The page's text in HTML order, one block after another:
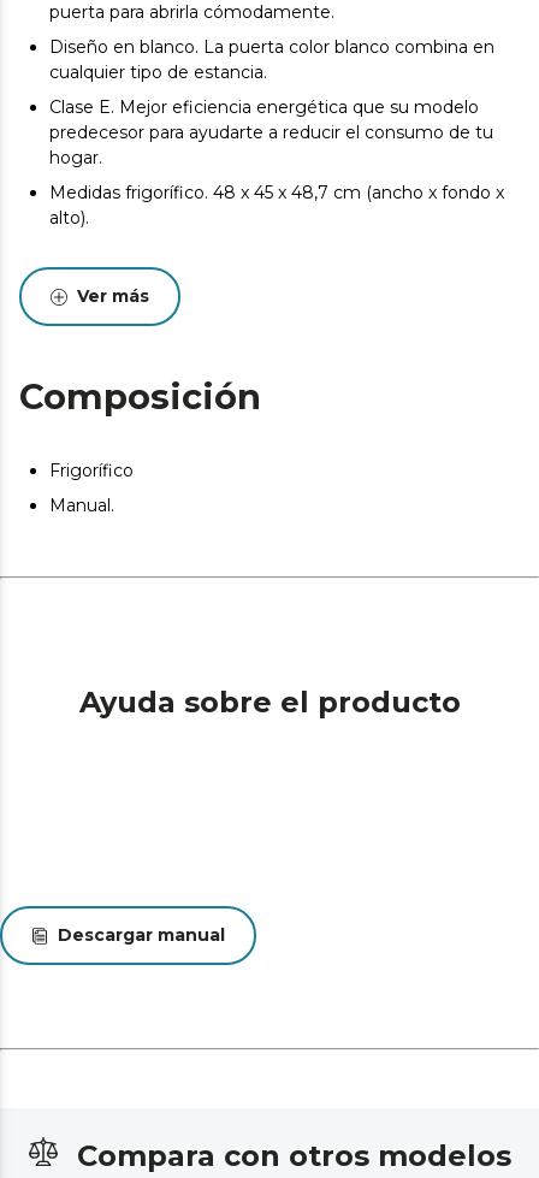
puerta para abrirla cómodamente.
Diseño en blanco. La puerta color blanco combina en
cualquier tipo de estancia.
Clase E. Mejor eficiencia energética que su modelo
predecesor para ayudarte a reducir el consumo de tu
hogar.
Medidas frigorífico. 48 x 45 x 48,7 cm (ancho x fondo x
alto).
Ver más
Composición
Frigorífico
Manual.
Ayuda sobre el producto
Descargar manual
Compara con otros modelos